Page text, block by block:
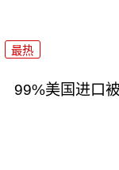
最热
99%美国进口